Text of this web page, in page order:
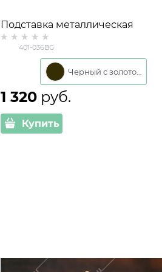
Подставка металлическая
напольная на 1 растение 401-036
D=22см
401-036BG
1 320 руб.
Купить